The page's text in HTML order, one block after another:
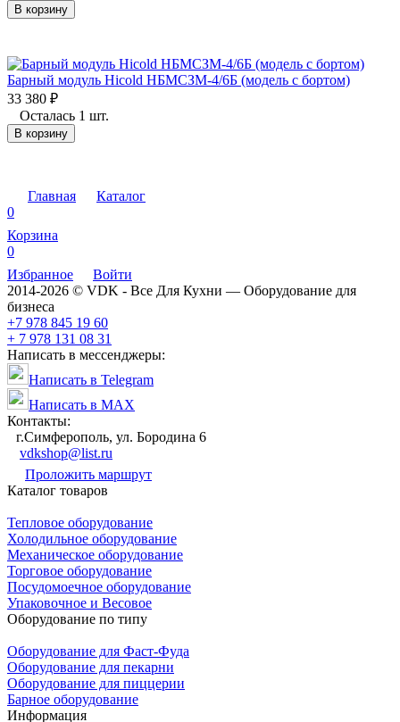
В корзину
Барный модуль Hicold НБМСЗМ-4/6Б (модель с бортом)
33 380 ₽
Осталась 1 шт.
В корзину
Главная
Каталог
0
Корзина
0
Избранное
Войти
2014-2026 © VDK - Все Для Кухни — Оборудование для
бизнеса
+7 978 845 19 60
+ 7 978 131 08 31
Написать в мессенджеры:
Написать в Telegram
Написать в MAX
Контакты:
г.Симферополь, ул. Бородина 6
vdkshop@list.ru
Проложить маршрут
Каталог товаров
Тепловое оборудование
Холодильное оборудование
Механическое оборудование
Торговое оборудование
Посудомоечное оборудование
Упаковочное и Весовое
Оборудование по типу
Оборудование для Фаст-Фуда
Оборудование для пекарни
Оборудование для пиццерии
Барное оборудование
Информация